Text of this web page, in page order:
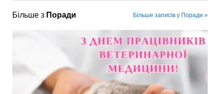
Більше з Поради Більше записів у Поради »